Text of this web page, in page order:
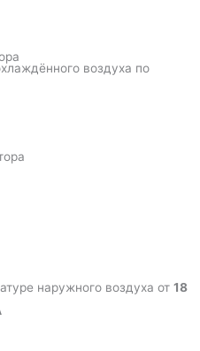
воздуха по
наружного воздуха от 18